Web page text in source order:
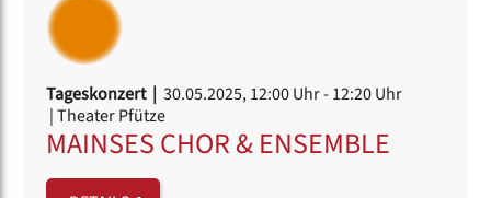
Tageskonzert | 30.05.2025, 12:00 Uhr- 12:20 Uhr
| Theater Pfütze
MAINSES CHOR & ENSEMBLE